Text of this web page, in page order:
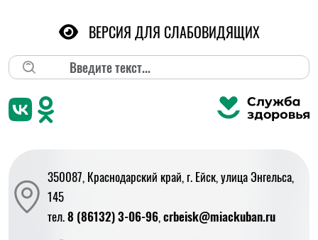
Поиск
ВЕРСИЯ ДЛЯ СЛАБОВИДЯЩИХ
350087, Краснодарский край, г. Ейск, улица Энгельса,
145
тел.8 (86132) 3-06-96,crbeisk@miackuban.ru